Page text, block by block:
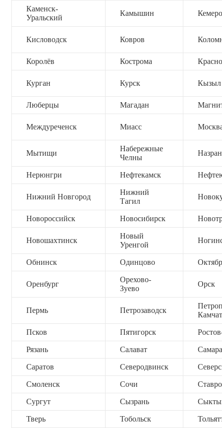
Каменск-
Уральский
Камышин
Кисловодск Ковров
Королёв Кострома
Курган Курск Кызыл
Люберцы Магадан
Междуреченск Миасс
Мытищи
Набережные
Челны
Нерюнгри Нефтекамск
Нижний Новгород
Нижний
Тагил
Новороссийск Новосибирск
Новошахтинск
Новый
Уренгой
Обнинск Одинцово
Оренбург
Орехово-
Зуево
Орск
Пермь Петрозаводск
Псков Пятигорск
Рязань Салават Самара
Саратов Северодвинск
Смоленск Сочи
Сургут Сызрань
Тверь Тобольск